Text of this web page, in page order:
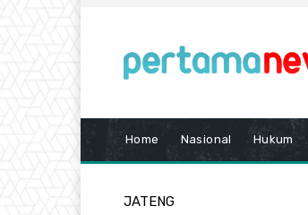
Home Nasional Hukum
JATENG